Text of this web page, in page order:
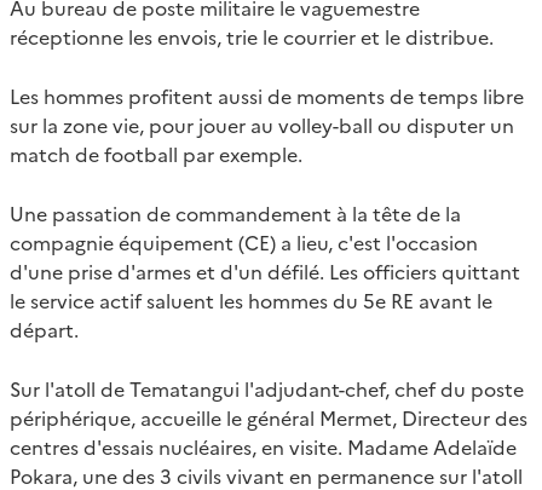
Au bureau de poste militaire le vaguemestre
réceptionne les envois, trie le courrier et le distribue.
Les hommes profitent aussi de moments de temps libre
sur la zone vie, pour jouer au volley-ball ou disputer un
match de football par exemple.
Une passation de commandement à la tête de la
compagnie équipement (CE) a lieu, c'est l'occasion
d'une prise d'armes et d'un défilé. Les officiers quittant
le service actif saluent les hommes du 5e RE avant le
départ.
Sur l'atoll de Tematangui l'adjudant-chef, chef du poste
périphérique, accueille le général Mermet, Directeur des
centres d'essais nucléaires, en visite. Madame Adelaïde
Pokara, une des 3 civils vivant en permanence sur l'atoll